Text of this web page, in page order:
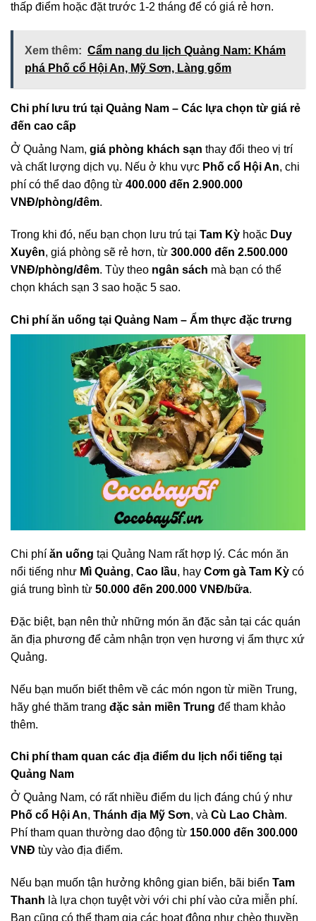
thấp điểm hoặc đặt trước 1-2 tháng để có giá rẻ hơn.
Xem thêm: Cẩm nang du lịch Quảng Nam: Khám
phá Phố cổ Hội An, Mỹ Sơn, Làng gốm
Chi phí lưu trú tại Quảng Nam – Các lựa chọn từ giá rẻ
đến cao cấp
Ở Quảng Nam, giá phòng khách sạn thay đổi theo vị trí
và chất lượng dịch vụ. Nếu ở khu vực Phố cổ Hội An, chi
phí có thể dao động từ 400.000 đến 2.900.000
VNĐ/phòng/đêm.
Trong khi đó, nếu bạn chọn lưu trú tại Tam Kỳ hoặc Duy
Xuyên, giá phòng sẽ rẻ hơn, từ 300.000 đến 2.500.000
VNĐ/phòng/đêm. Tùy theo ngân sách mà bạn có thể
chọn khách sạn 3 sao hoặc 5 sao.
Chi phí ăn uống tại Quảng Nam – Ẩm thực đặc trưng
Chi phí ăn uống tại Quảng Nam rất hợp lý. Các món ăn
nổi tiếng như Mì Quảng, Cao lầu, hay Cơm gà Tam Kỳ có
giá trung bình từ 50.000 đến 200.000 VNĐ/bữa.
Đặc biệt, bạn nên thử những món ăn đặc sản tại các quán
ăn địa phương để cảm nhận trọn vẹn hương vị ẩm thực xứ
Quảng.
Nếu bạn muốn biết thêm về các món ngon từ miền Trung,
hãy ghé thăm trang đặc sản miền Trung để tham khảo
thêm.
Chi phí tham quan các địa điểm du lịch nổi tiếng tại
Quảng Nam
Ở Quảng Nam, có rất nhiều điểm du lịch đáng chú ý như
Phố cổ Hội An, Thánh địa Mỹ Sơn, và Cù Lao Chàm.
Phí tham quan thường dao động từ 150.000 đến 300.000
VNĐ tùy vào địa điểm.
Nếu bạn muốn tận hưởng không gian biển, bãi biển Tam
Thanh là lựa chọn tuyệt vời với chi phí vào cửa miễn phí.
Bạn cũng có thể tham gia các hoạt động như chèo thuyền